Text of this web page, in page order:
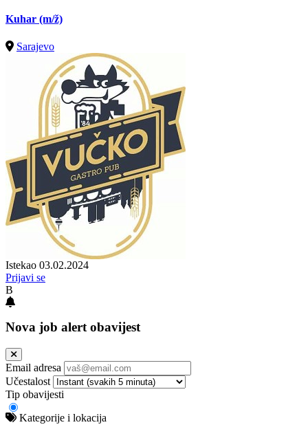
Kuhar (m/ž)
Sarajevo
Istekao 03.02.2024
Prijavi se
B
Nova job alert obavijest
Email adresa
Učestalost
Tip obavijesti
Kategorije i lokacija